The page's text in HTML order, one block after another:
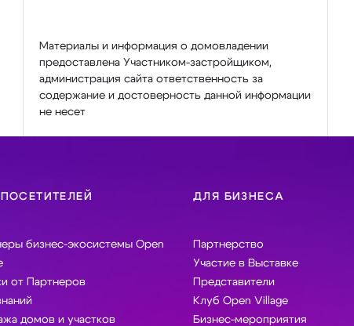
Материалы и информация о домовладении
предоставлена Участником-застройщиком,
администрация сайта ответственность за
содержание и достоверность данной информации
не несет
бизнес-экосистемы Open
от Партнеров
домов и участков
ДЛЯ БИЗНЕСА
Партнерство
Участие в Выставке
Представители
Клуб Open Village
Бизнес-мероприятия